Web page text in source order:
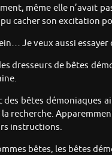
même elle n’avait
cacher son excitation
Je veux aussi
dresseurs de bêtes
bêtes démoniaques
recherche.
instructions.
bêtes, les bêtes